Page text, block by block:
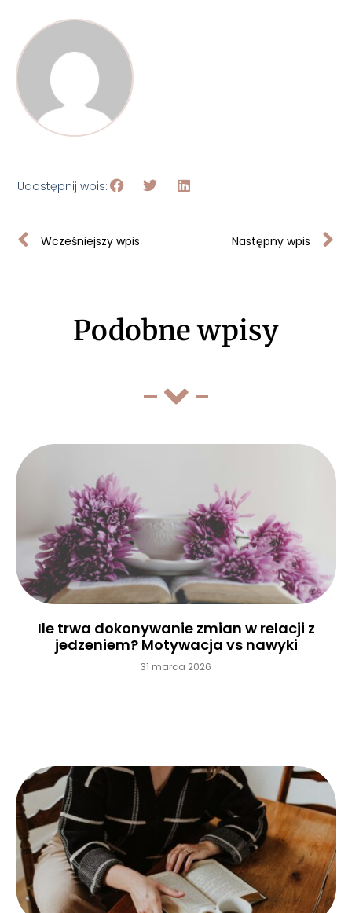
Udostępnij wpis:
Wcześniejszy wpis Następny wpis
Podobne wpisy
Ile trwa dokonywanie zmian w relacji z
jedzeniem? Motywacja vs nawyki
31 marca 2026